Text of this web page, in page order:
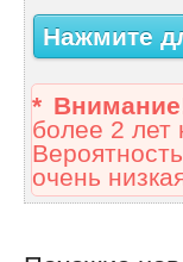
Нажмите
*
более 2 лет
очень